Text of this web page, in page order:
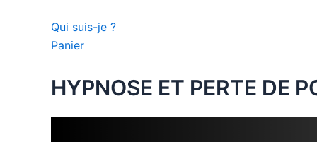
Qui suis-je ?
Panier
HYPNOSE ET PERTE DE